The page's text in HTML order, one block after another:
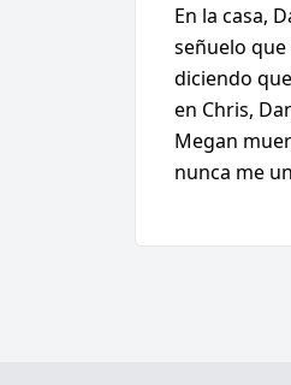
En la casa,
señuelo
diciendo
en Chris,
Megan
nunca me